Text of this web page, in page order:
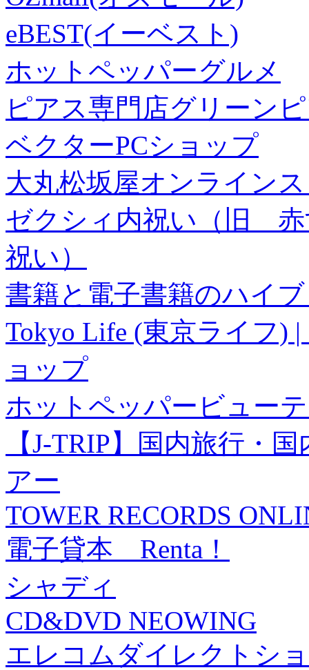
eBEST(イーベスト)
ホットペッパーグルメ
ピアス専門店グリーン
ベクターPCショップ
大丸松坂屋オンライン
ゼクシィ内祝い（旧 赤
祝い）
書籍と電子書籍のハイ
Tokyo Life (東京ライフ)
ョップ
ホットペッパービュー
【J-TRIP】国内旅行・
アー
TOWER RECORDS
電子貸本 Renta！
シャディ
CD&DVD NEOWING
エレコムダイレクトシ